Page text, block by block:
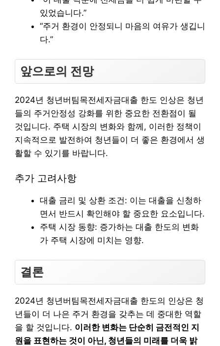
있었습니다.”
“주거 환경이 안정되니 마음의 여유가 생깁니
다.”
앞으로의 전망
2024년 청년버팀목전세자금대출 한도 인상은 청년
들의 주거안정성 강화를 위한 중요한 전환점이 될
것입니다. 주택 시장의 변화와 함께, 이러한 정책이
지속적으로 발전하여 청년들이 더 좋은 환경에서 생
활할 수 있기를 바랍니다.
추가 고려사항
대출 금리 및 상환 조건: 이는 대출을 신청하
면서 반드시 확인해야 할 중요한 요소입니다.
주택 시장 동향: 증가하는 대출 한도의 변화
가 주택 시장에 미치는 영향.
결론
2024년 청년버팀목전세자금대출 한도의 인상은 청
년들이 더 나은 주거 환경을 갖추는 데 중대한 역할
을 할 것입니다. 이러한 변화는 단순히 금전적인 지
원을 표현하는 것이 아닌, 청년들의 미래를 더욱 밝